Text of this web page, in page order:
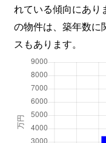
れている傾向にあり
の物件は、築年数に
スもあります。